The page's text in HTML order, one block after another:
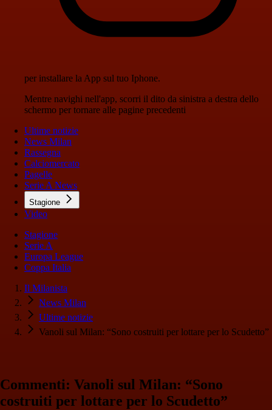
per installare la App sul tuo Iphone.
Mentre navighi nell'app, scorri il dito da sinistra a destra dello
schermo per tornare alle pagine precedenti
Ultime notizie
News Milan
Rassegna
Calciomercato
Pagelle
Serie A News
Stagione
Video
Stagione
Serie A
Europa League
Coppa Italia
Il Milanista
News Milan
Ultime notizie
Vanoli sul Milan: “Sono costruiti per lottare per lo Scudetto”
Commenti: Vanoli sul Milan: “Sono
costruiti per lottare per lo Scudetto”